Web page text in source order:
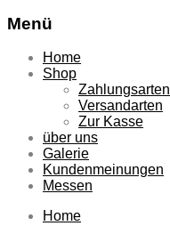
Menü
Zum
Inhalt
Home
Shop
Zahlungsarten
Versandarten
Zur Kasse
über uns
Galerie
Kundenmeinungen
Messen
Home